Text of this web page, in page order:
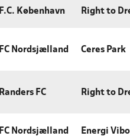
F.C. København Right to
FC Nordsjælland Ceres Park
Randers FC Right to
FC Nordsjælland Energi